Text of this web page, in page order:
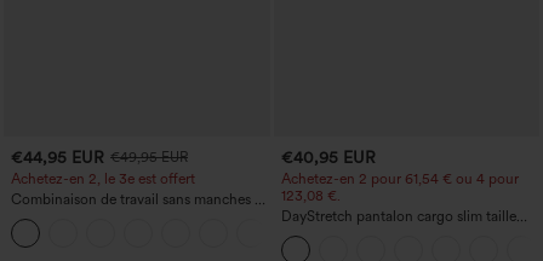
€44,95 EUR €49,95 EUR
Achetez-en 2, le 3e est offert
Combinaison de travail sans manches à
encolure bateau, côtés noués, toucher
frais, rayée, avec poches — Édition Easy
Peezy
€40,95 EUR
Achetez-en 2 pour 61,54 € ou 4 pour
123,08 €.
DayStretch pantalon cargo slim taille
haute, poches zippées, uni